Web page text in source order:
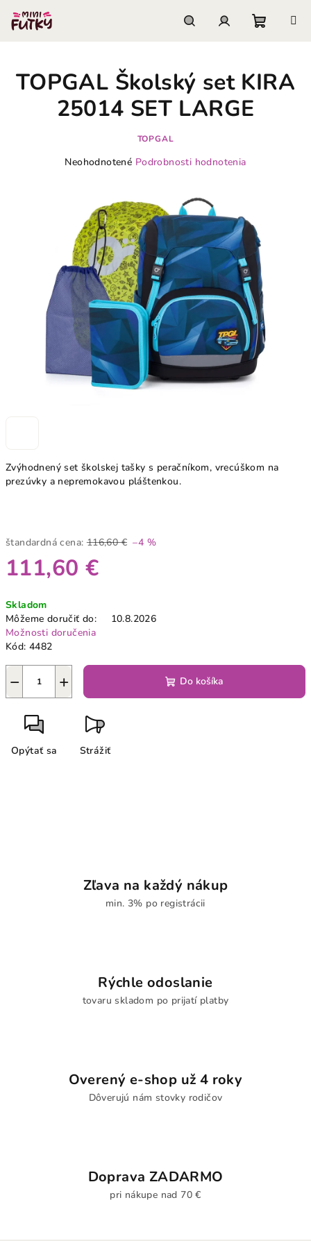
obsah
košík
Zvýhodnený set školskej tašky s peračníkom, vrecúškom na
prezúvky a nepremokavou pláštenkou.
štandardná cena: 116,60 € –4 %
111,60 €
cena:
Skladom
Môžeme doručiť do:
10.8.2026
Možnosti doručenia
Kód: 4482
+
− Do košíka
Opýtať sa Strážiť
TOPGAL Školský set KIRA
25014 SET LARGE
TOPGAL
Priemerné
hviezdičiek.
Neohodnotené Podrobnosti hodnotenia
Zľava na každý nákup
min. 3% po registrácii
Rýchle odoslanie
tovaru skladom po prijatí platby
Overený e-shop už 4 roky
Dôverujú nám stovky rodičov
Doprava ZADARMO
pri nákupe nad 70 €